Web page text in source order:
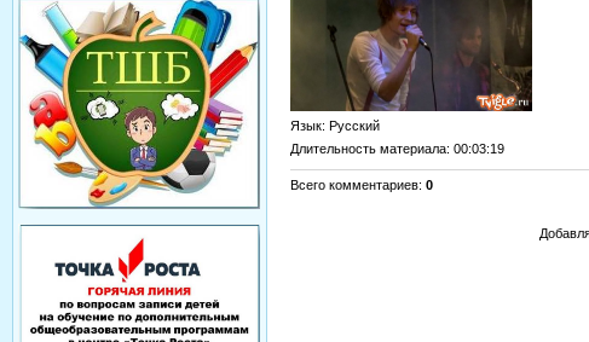
Язык: Русский
Длительность материала: 00:03:19
Всего комментариев: 0